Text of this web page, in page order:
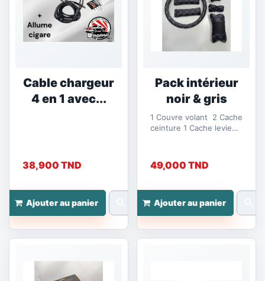
Cable chargeur
4 en 1 avec...
38,900 TND
Ajouter au panier
Pack intérieur
noir & gris
1 Couvre volant 2 Cache
ceinture 1 Cache levie
49,000 TND
Ajouter au panier